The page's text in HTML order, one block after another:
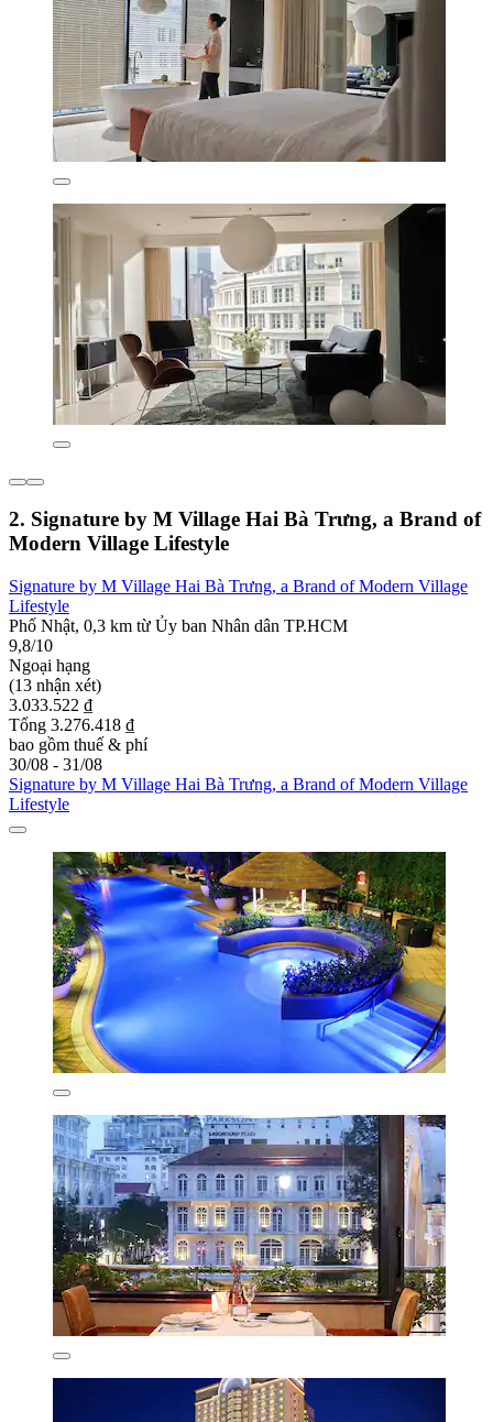
2. Signature by M Village Hai Bà Trưng, a Brand of
Modern Village Lifestyle
Signature by M Village Hai Bà Trưng, a Brand of Modern Village
Lifestyle
Phố Nhật, 0,3 km từ Ủy ban Nhân dân TP.HCM
9,8/10
Ngoại hạng
(13 nhận xét)
3.033.522 ₫
Tổng 3.276.418 ₫
bao gồm thuế & phí
30/08 - 31/08
Signature by M Village Hai Bà Trưng, a Brand of Modern Village
Lifestyle